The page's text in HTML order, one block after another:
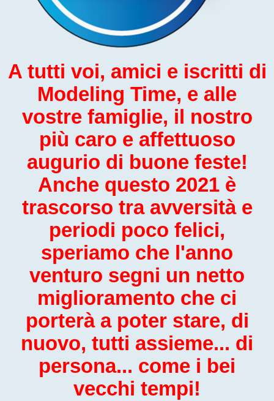
A tutti voi, amici e iscritti di
Modeling Time, e alle
vostre famiglie, il nostro
più caro e affettuoso
augurio di buone feste!
Anche questo 2021 è
trascorso tra avversità e
periodi poco felici,
speriamo che l'anno
venturo segni un netto
miglioramento che ci
porterà a poter stare, di
nuovo, tutti assieme... di
persona... come i bei
vecchi tempi!